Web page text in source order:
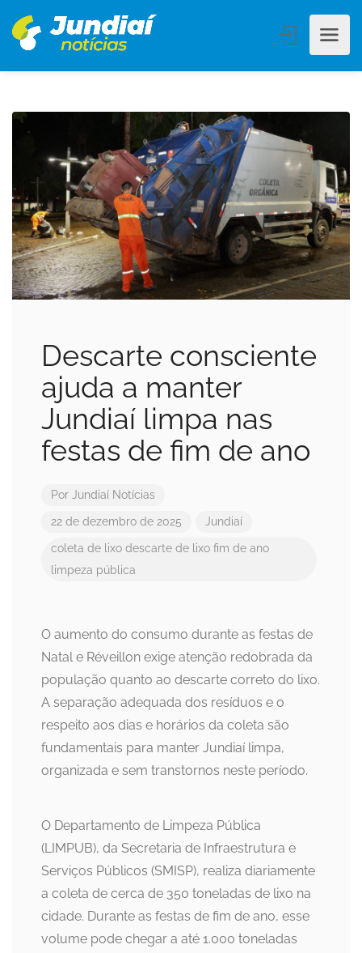
Descarte consciente
ajuda a manter
Jundiaí limpa nas
festas de fim de ano
Por Jundiaí Notícias
22 de dezembro de 2025 Jundiaí
coleta de lixo descarte de lixo fim de ano
limpeza pública
O aumento do consumo durante as festas de
Natal e Réveillon exige atenção redobrada da
população quanto ao descarte correto do lixo.
A separação adequada dos resíduos e o
respeito aos dias e horários da coleta são
fundamentais para manter Jundiaí limpa,
organizada e sem transtornos neste período.
O Departamento de Limpeza Pública
(LIMPUB), da Secretaria de Infraestrutura e
Serviços Públicos (SMISP), realiza diariamente
a coleta de cerca de 350 toneladas de lixo na
cidade. Durante as festas de fim de ano, esse
volume pode chegar a até 1.000 toneladas